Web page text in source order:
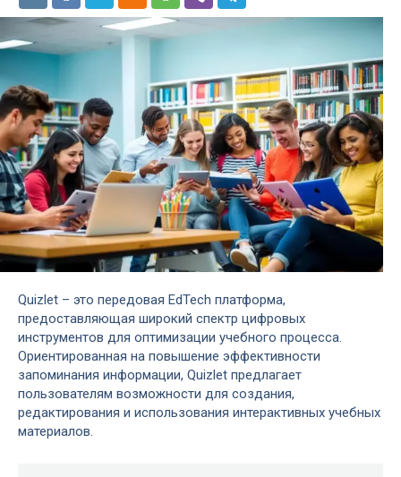
Quizlet – это передовая EdTech платформа,
предоставляющая широкий спектр цифровых
инструментов для оптимизации учебного процесса.
Ориентированная на повышение эффективности
запоминания информации, Quizlet предлагает
пользователям возможности для создания,
редактирования и использования интерактивных учебных
материалов.